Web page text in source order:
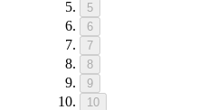
5
6
7
8
9
10